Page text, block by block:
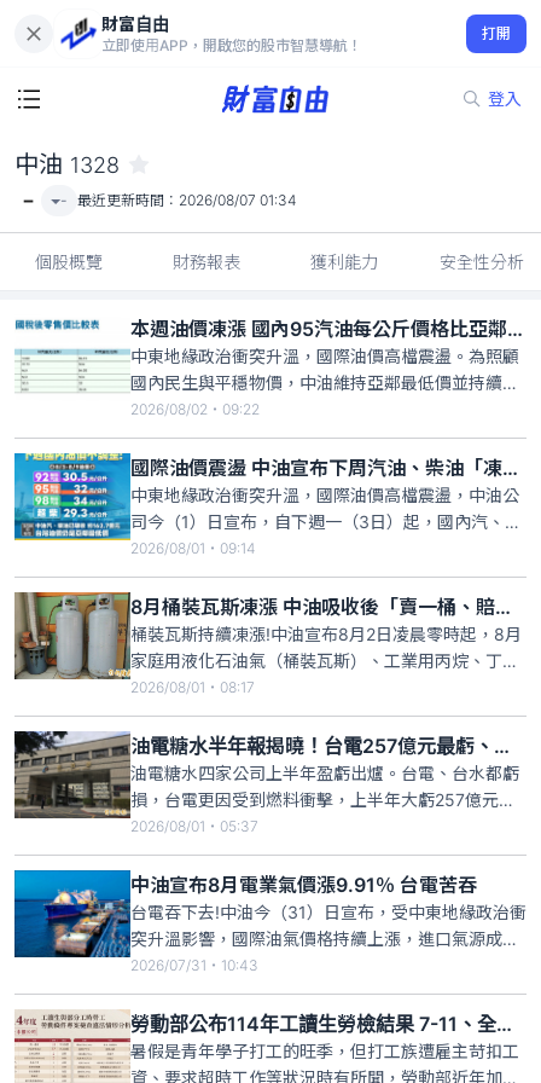
財富自由
立即使用APP，開啟您的股市智慧導航！
打開
登入
-
中油 1328
- - 最近更新時間： 2026/08/07 01:34
個股概覽 財務報表 獲利能力 安全性分析
本週油價凍漲 國內95汽油每公斤價格比亞鄰便宜18.44元
中東地緣政治衝突升溫，國際油價高檔震盪。為照顧
國內民生與平穩物價，中油維持亞鄰最低價並持續執
行美伊戰爭專案平穩機制，明（3）日起一週汽油、
柴油不調整價格。比對亞鄰國家油價，國內95無鉛汽
油與亞鄰最低價價差便宜18.44元/公升。中油昨
（1）日宣布，自明（3）日凌晨零時起至8月9日晚上
12時止，汽、柴
2026/08/02・09:22
國際油價震盪 中油宣布下周汽油、柴油「凍漲」
中東地緣政治衝突升溫，國際油價高檔震盪，中油公
司今（1）日宣布，自下週一（3日）起，國內汽、柴
油價格凍漲，95汽油維持在每公32元，中油自戰爭
後，汽柴油合計已吸收約162.7億元。下週油價國內
油價凍漲後，牌價維持92無鉛汽油每公升30.5元、
95無鉛汽油每公升32.0元、98無鉛汽油每公升34.0
元
2026/08/01・09:14
8月桶裝瓦斯凍漲 中油吸收後「賣一桶、賠一桶」
桶裝瓦斯持續凍漲!中油宣布8月2日凌晨零時起，8月
家庭用液化石油氣（桶裝瓦斯）、工業用丙烷、丁
烷、混合丙丁烷及車用液化石油氣價格皆不調整；根
據統計，中油每公斤累計吸收金額已達21.45元，比
稅後牌價每公斤20.01元還要多，中油相當於是「賣
一桶、賠一桶」。
2026/08/01・08:17
油電糖水半年報揭曉！台電257億元最虧、中油「時間差」暫賺133億元
油電糖水四家公司上半年盈虧出爐。台電、台水都虧
損，台電更因受到燃料衝擊，上半年大虧257億元，
中油則因成本尚未完全反映，稅前仍賺超過百億，台
糖業外加持也有盈餘。目前中東戰爭未歇，水電價格
也難調，下半年中油、台電、台水虧損局勢難以扭
轉，今年全年又將只剩台糖一枝獨秀，且台水虧損逐
年擴大，台電、中油則是累
2026/08/01・05:37
中油宣布8月電業氣價漲9.91％ 台電苦吞
台電吞下去!中油今（31）日宣布，受中東地緣政治衝
突升溫影響，國際油氣價格持續上漲，進口氣源成本
增加。8月電業氣價再漲9.91%，合計中油4月以來對
電業累計漲幅達56.11%，對下半年電價造成壓力；至
於工業用戶也調整5%，民生氣價則不調整。
2026/07/31・10:43
勞動部公布114年工讀生勞檢結果 7-11、全家、中油續列違規大戶
暑假是青年學子打工的旺季，但打工族遭雇主苛扣工
資、要求超時工作等狀況時有所聞，勞動部近年加強